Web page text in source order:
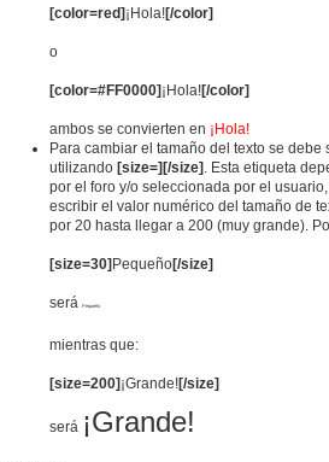
[color=red] ¡Hola![/color]
o
[color=#FF0000] ¡Hola![/color]
ambos se convierten en ¡Hola!
Para cambiar el tamaño del texto se
utilizando [size=][/size] . Esta etiqueta
por el foro y/o seleccionada por el
escribir el valor numérico del tamaño de
por 20 hasta llegar a 200 (muy grande).
[size=30] Pequeño[/size]
será Pequeño
mientras que:
[size=200] ¡Grande![/size]
será ¡Grande!